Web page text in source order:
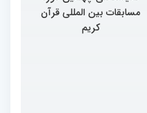
مسابقات بین المللی قرآن
کریم